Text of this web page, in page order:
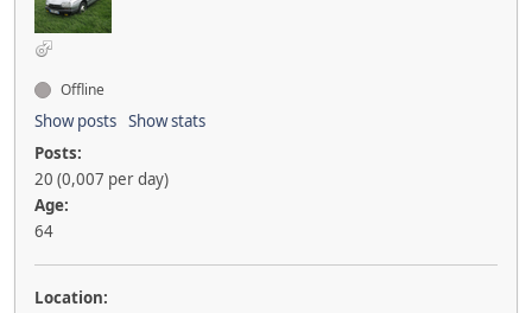
Offline
Show posts Show stats
Posts:
20 (0,007 per day)
Age:
64
Location: